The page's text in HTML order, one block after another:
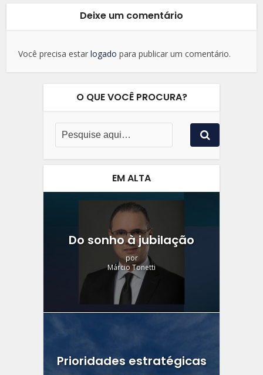
Deixe um comentário
Você precisa estarlogado para publicar um comentário.
O QUE VOCÊ PROCURA?
EM ALTA
Do sonho à jubilação
por
Márcio Tonetti
Prioridades estratégicas